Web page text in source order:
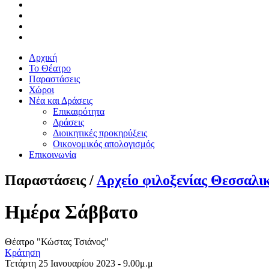
Αρχική
Το Θέατρο
Παραστάσεις
Χώροι
Νέα και Δράσεις
Επικαιρότητα
Δράσεις
Διοικητικές προκηρύξεις
Οικονομικός απολογισμός
Επικοινωνία
Παραστάσεις / Αρχείο φιλοξενίας
Ημέρα Σάββατο
Θέατρο "Κώστας Τσιάνος"
Κράτηση
Τετάρτη 25 Ιανουαρίου 2023 - 9.00μ.μ